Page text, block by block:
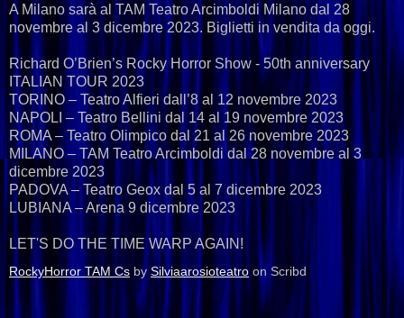
A Milano sarà al TAM Teatro Arcimboldi Milano dal 28
novembre al 3 dicembre 2023. Biglietti in vendita da oggi.
Richard O’Brien’s Rocky Horror Show - 50th anniversary
ITALIAN TOUR 2023
TORINO – Teatro Alfieri dall’8 al 12 novembre 2023
NAPOLI – Teatro Bellini dal 14 al 19 novembre 2023
ROMA – Teatro Olimpico dal 21 al 26 novembre 2023
MILANO – TAM Teatro Arcimboldi dal 28 novembre al 3
dicembre 2023
PADOVA – Teatro Geox dal 5 al 7 dicembre 2023
LUBIANA – Arena 9 dicembre 2023
LET'S DO THE TIME WARP AGAIN!
RockyHorror TAM Cs by Silviaarosioteatro on Scribd